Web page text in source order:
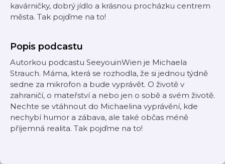
kavárničky, dobrý jídlo a krásnou procházku centrem
města. Tak pojďme na to!
Popis podcastu
Autorkou podcastu SeeyouinWien je Michaela
Strauch. Máma, která se rozhodla, že si jednou týdně
sedne za mikrofon a bude vyprávět. O životě v
zahraničí, o mateřství a nebo jen o sobě a svém životě.
Nechte se vtáhnout do Michaelina vyprávění, kde
nechybí humor a zábava, ale také občas méně
příjemná realita. Tak pojďme na to!